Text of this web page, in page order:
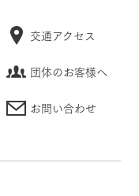
交通アクセス
団体のお客様へ
お問い合わせ